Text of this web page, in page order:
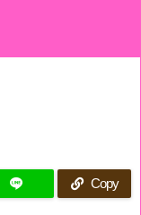
Copy